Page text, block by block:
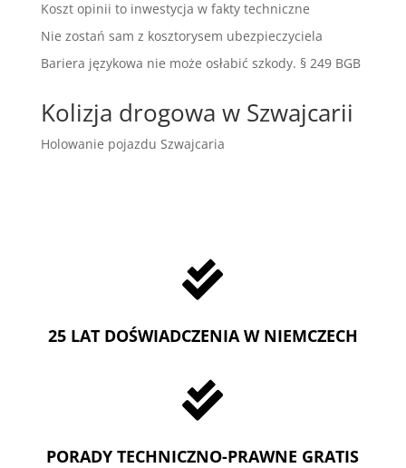
Koszt opinii to inwestycja w fakty techniczne
Nie zostań sam z kosztorysem ubezpieczyciela
Bariera językowa nie może osłabić szkody. § 249 BGB
Kolizja drogowa w Szwajcarii
Holowanie pojazdu Szwajcaria

25 LAT DOŚWIADCZENIA W NIEMCZECH

PORADY TECHNICZNO-PRAWNE GRATIS